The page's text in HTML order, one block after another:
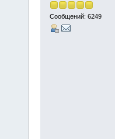
Сообщений: 6249